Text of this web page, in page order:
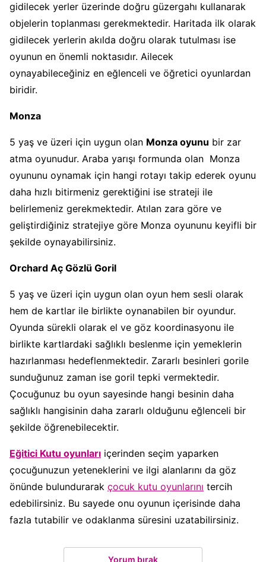
gidilecek yerler üzerinde doğru güzergahı kullanarak
objelerin toplanması gerekmektedir. Haritada ilk olarak
gidilecek yerlerin akılda doğru olarak tutulması ise
oyunun en önemli noktasıdır. Ailecek
oynayabileceğiniz en eğlenceli ve öğretici oyunlardan
biridir.
Monza
5 yaş ve üzeri için uygun olan Monza oyunu bir zar
atma oyunudur. Araba yarışı formunda olan Monza
oyununu oynamak için hangi rotayı takip ederek oyunu
daha hızlı bitirmeniz gerektiğini ise strateji ile
belirlemeniz gerekmektedir. Atılan zara göre ve
geliştirdiğiniz stratejiye göre Monza oyununu keyifli bir
şekilde oynayabilirsiniz.
Orchard Aç Gözlü Goril
5 yaş ve üzeri için uygun olan oyun hem sesli olarak
hem de kartlar ile birlikte oynanabilen bir oyundur.
Oyunda sürekli olarak el ve göz koordinasyonu ile
birlikte kartlardaki sağlıklı beslenme için yemeklerin
hazırlanması hedeflenmektedir. Zararlı besinleri gorile
sunduğunuz zaman ise goril tepki vermektedir.
Çocuğunuz bu oyun sayesinde hangi besinin daha
sağlıklı hangisinin daha zararlı olduğunu eğlenceli bir
şekilde öğrenebilecektir.
Eğitici Kutu oyunları içerinden seçim yaparken
çocuğunuzun yeteneklerini ve ilgi alanlarını da göz
önünde bulundurarak çocuk kutu oyunlarını tercih
edebilirsiniz. Bu sayede onu oyunun içerisinde daha
fazla tutabilir ve odaklanma süresini uzatabilirsiniz.
Yorum bırak